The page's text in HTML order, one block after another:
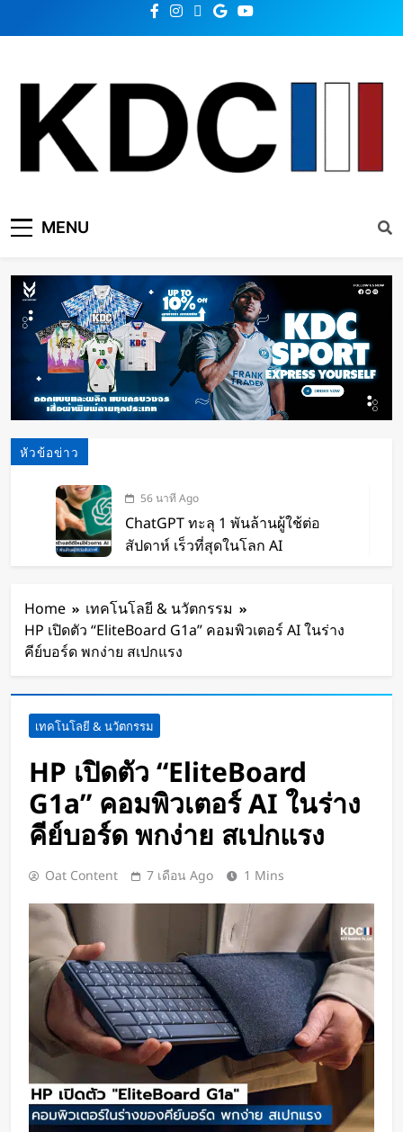
KDC SOLUTION | เคดีซี
โซลูชั่น
MENU
หัวข้อข่าว
56 นาที Ago
ChatGPT ทะลุ 1 พันล้านผู้ใช้ต่อ
สัปดาห์ เร็วที่สุดในโลก AI
ชั้นบน รองรับผู้โดยสารได้ 7 ที่นั่ง
อิเล็กทรอนิกส์” ที่รับรู้การสัมผัสและ
ซ่อมแซมตัวเองใต้น้ำได้
5 ชั่วโมง Ago
K-18M โดรนรบฝีมือคนไทย ทดสอบ
บินสำเร็จครั้งแรก
1 วัน Ago
BlaBlaCar เปิดให้บริการในไทย
แพลตฟอร์มคาร์พูลระหว่างเมือง ช่วย
กำไรพุ่ง SK Hynix ทำสถิติสูงสุด
กวาดรายได้มากขึ้น 6 เท่า
Disney+ จับมือ TikTok ดึงครีเอเตอร์
เข้าแอป เปลี่ยนแฟนคลับให้เป็นผู้
สร้างคอนเทนต์
1 วัน Ago
ทีมนักศึกษาจากเนเธอร์แลนด์เปิดตัว
Stella Juva รถพยาบาลพลังงานแสง
อาทิตย์คันแรกของโลก วิ่งไกลกว่า
700 กม.
2 วัน Ago
เปิดตัว CMF Clip Pro หูฟังคลิปหนีบหู
รุ่นแรก! มาพร้อม Smart Dial บนเคส
Home
เทคโนโลยี & นวัตกรรม
HP เปิดตัว “EliteBoard G1a” คอมพิวเตอร์ AI ในร่าง
คีย์บอร์ด พกง่าย สเปกแรง
เทคโนโลยี & นวัตกรรม
HP เปิดตัว “EliteBoard
G1a” คอมพิวเตอร์ AI ในร่าง
คีย์บอร์ด พกง่าย สเปกแรง
Oat Content 7 เดือน Ago 1 Mins